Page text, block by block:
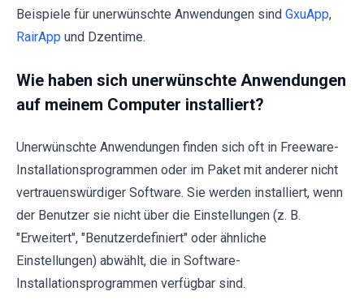
Beispiele für unerwünschte Anwendungen sind GxuApp,
RairApp und Dzentime.
Wie haben sich unerwünschte Anwendungen
auf meinem Computer installiert?
Unerwünschte Anwendungen finden sich oft in Freeware-
Installationsprogrammen oder im Paket mit anderer nicht
vertrauenswürdiger Software. Sie werden installiert, wenn
der Benutzer sie nicht über die Einstellungen (z. B.
"Erweitert", "Benutzerdefiniert" oder ähnliche
Einstellungen) abwählt, die in Software-
Installationsprogrammen verfügbar sind.